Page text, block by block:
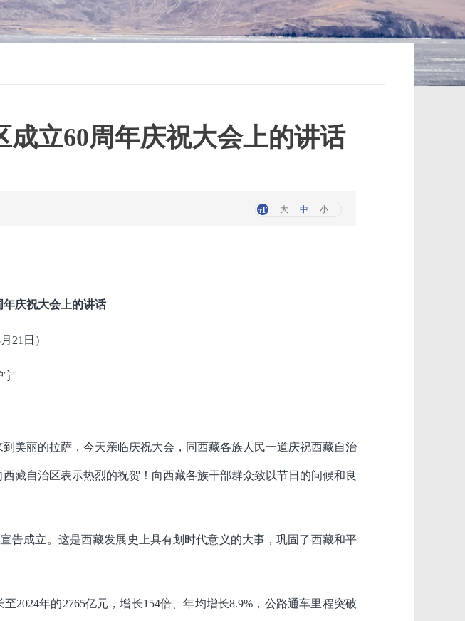
立60周年庆祝大会上的讲话
大 中 小
庆祝大会上的讲话
21日）
宁
美丽的拉萨，今天亲临庆祝大会，同西藏各族人民一道庆祝西藏自治
藏自治区表示热烈的祝贺！向西藏各族干部群众致以节日的问候和良
告成立。这是西藏发展史上具有划时代意义的大事，巩固了西藏和平
2024年的2765亿元，增长154倍、年均增长8.9%，公路通车里程突破